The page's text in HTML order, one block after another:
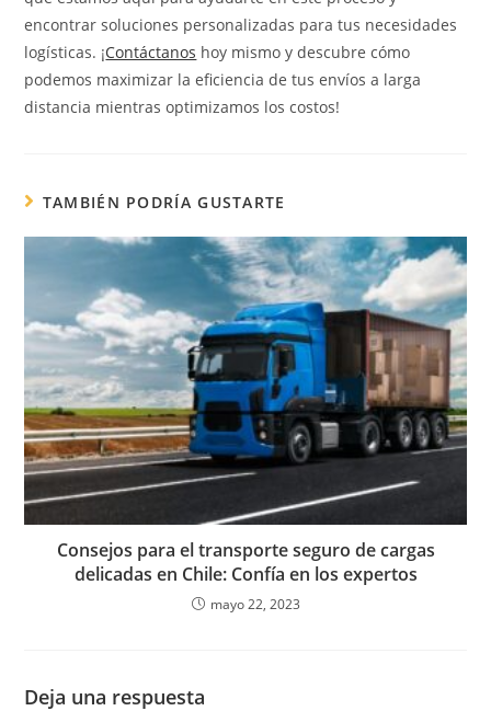
encontrar soluciones personalizadas para tus necesidades
logísticas. ¡Contáctanos hoy mismo y descubre cómo
podemos maximizar la eficiencia de tus envíos a larga
distancia mientras optimizamos los costos!
TAMBIÉN PODRÍA GUSTARTE
Consejos para el transporte seguro de cargas
delicadas en Chile: Confía en los expertos
mayo 22, 2023
Deja una respuesta